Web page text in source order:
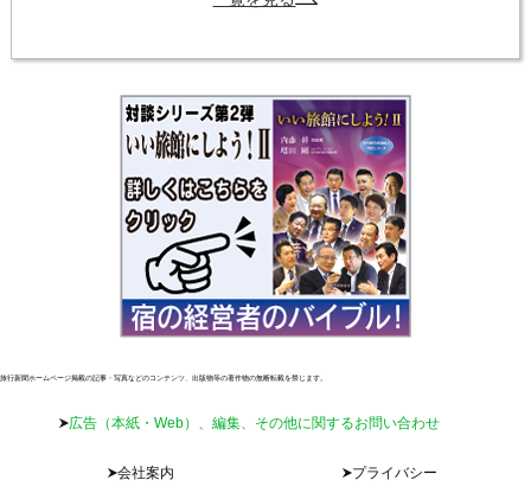
旅行新聞ホームページ掲載の記事・写真などのコンテンツ、出版物等の著作物の無断転載を禁じます。
広告（本紙・Web）、編集、その他に関するお問い合わせ
会社案内
プライバシー